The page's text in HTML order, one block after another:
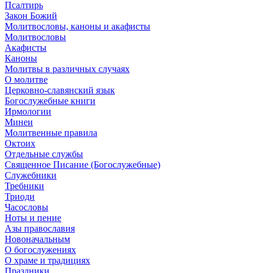
Псалтирь
Закон Божий
Молитвословы, каноны и акафисты
Молитвословы
Акафисты
Каноны
Молитвы в различных случаях
О молитве
Церковно-славянский язык
Богослужебные книги
Ирмологии
Минеи
Молитвенные правила
Октоих
Отдельные службы
Священное Писание (Богослужебные)
Служебники
Требники
Триоди
Часословы
Ноты и пение
Азы православия
Новоначальным
О богослужениях
О храме и традициях
Праздники